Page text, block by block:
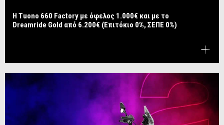
Η Tuono 660 Factory με όφελος 1.000€ και με το
Dreamride Gold από 6.200€ (Επιτόκιο 0%, ΣΕΠΕ 0%)